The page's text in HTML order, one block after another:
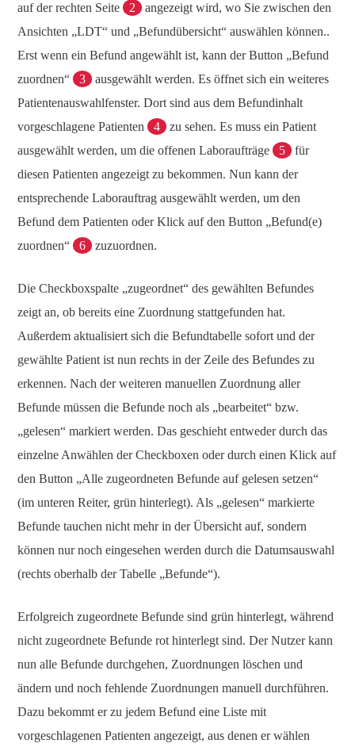
auf der rechten Seite
2
angezeigt wird, wo Sie zwischen den
Ansichten „LDT“ und „Befundübersicht“ auswählen können..
Erst wenn ein Befund angewählt ist, kann der Button „Befund
zuordnen“
3
ausgewählt werden. Es öffnet sich ein weiteres
Patientenauswahlfenster. Dort sind aus dem Befundinhalt
vorgeschlagene Patienten
4
zu sehen. Es muss ein Patient
ausgewählt werden, um die offenen Laboraufträge
5
für
diesen Patienten angezeigt zu bekommen. Nun kann der
entsprechende Laborauftrag ausgewählt werden, um den
Befund dem Patienten oder Klick auf den Button „Befund(e)
zuordnen“
6 zuzuordnen.
Die Checkboxspalte „zugeordnet“ des gewählten Befundes
zeigt an, ob bereits eine Zuordnung stattgefunden hat.
Außerdem aktualisiert sich die Befundtabelle sofort und der
gewählte Patient ist nun rechts in der Zeile des Befundes zu
erkennen. Nach der weiteren manuellen Zuordnung aller
Befunde müssen die Befunde noch als „bearbeitet“ bzw.
„gelesen“ markiert werden. Das geschieht entweder durch das
einzelne Anwählen der Checkboxen oder durch einen Klick auf
den Button „Alle zugeordneten Befunde auf gelesen setzen“
(im unteren Reiter, grün hinterlegt). Als „gelesen“ markierte
Befunde tauchen nicht mehr in der Übersicht auf, sondern
können nur noch eingesehen werden durch die Datumsauswahl
(rechts oberhalb der Tabelle „Befunde“).
Erfolgreich zugeordnete Befunde sind grün hinterlegt, während
nicht zugeordnete Befunde rot hinterlegt sind. Der Nutzer kann
nun alle Befunde durchgehen, Zuordnungen löschen und
ändern und noch fehlende Zuordnungen manuell durchführen.
Dazu bekommt er zu jedem Befund eine Liste mit
vorgeschlagenen Patienten angezeigt, aus denen er wählen